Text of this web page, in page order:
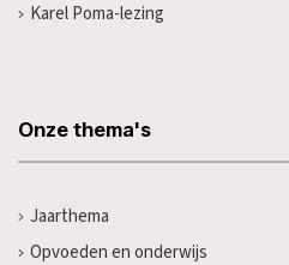
Karel Poma-lezing
Onze thema's
Jaarthema
Opvoeden en onderwijs